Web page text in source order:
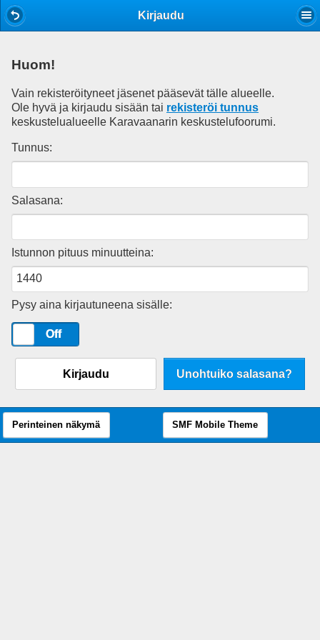
Kirjaudu
Huom!
Vain rekisteröityneet jäsenet pääsevät tälle alueelle.
Ole hyvä ja kirjaudu sisään tai rekisteröi tunnus
keskustelualueelle Karavaanarin keskustelufoorumi.
Tunnus:
Salasana:
Istunnon pituus minuutteina:
Pysy aina kirjautuneena sisälle:
Off
Kirjaudu Unohtuiko salasana?
Perinteinen näkymä SMF Mobile Theme